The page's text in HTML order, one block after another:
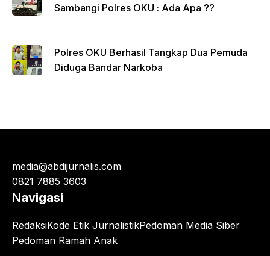
Sambangi Polres OKU : Ada Apa ??
Polres OKU Berhasil Tangkap Dua Pemuda
Diduga Bandar Narkoba
media@abdijurnalis.com
0821 7885 3603
Navigasi
RedaksiKode Etik JurnalistikPedoman Media Siber
Pedoman Ramah Anak